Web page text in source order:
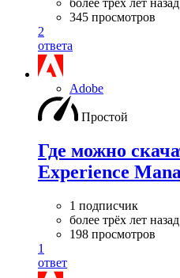
более трёх лет назад
345 просмотров
2
ответа
Adobe
Простой
Где можно
Experience
1 подписчик
более трёх лет назад
198 просмотров
1
ответ